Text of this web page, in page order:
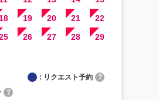
18 19 20 21
22
26 27 28
29
: リクエスト予約
?
?